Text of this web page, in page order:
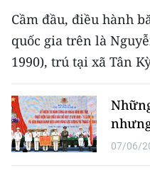
RADIO
MEDIA CENTER
E-Magazine
Video
Cầm đầu, điều hành
quốc gia trên là
1990), trú tại xã Tân
07/06/